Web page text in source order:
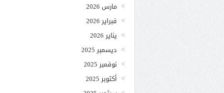
مارس 2026
فبراير 2026
يناير 2026
ديسمبر 2025
نوفمبر 2025
أكتوبر 2025